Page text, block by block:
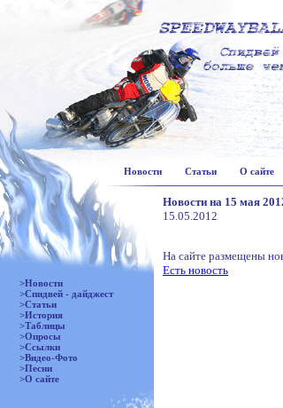
Новости Статьи О сайте
>Новости
>Спидвей - дайджест
>Статьи
>История
>Таблицы
>Опросы
>Ссылки
>Видео-Фото
>Песни
>О сайте
Новости на 15 мая
15.05.2012
На сайте размещены
Есть новость